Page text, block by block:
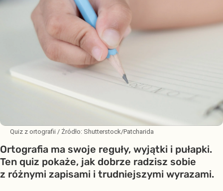
Quiz z ortografii / Źródło: Shutterstock/Patcharida
Ortografia ma swoje reguły, wyjątki i pułapki.
Ten quiz pokaże, jak dobrze radzisz sobie
z różnymi zapisami i trudniejszymi wyrazami.